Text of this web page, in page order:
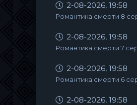
2-08-2026, 19:58
Романтика смерти 8
2-08-2026, 19:58
Романтика смерти 7
2-08-2026, 19:58
Романтика смерти 6
2-08-2026, 19:58